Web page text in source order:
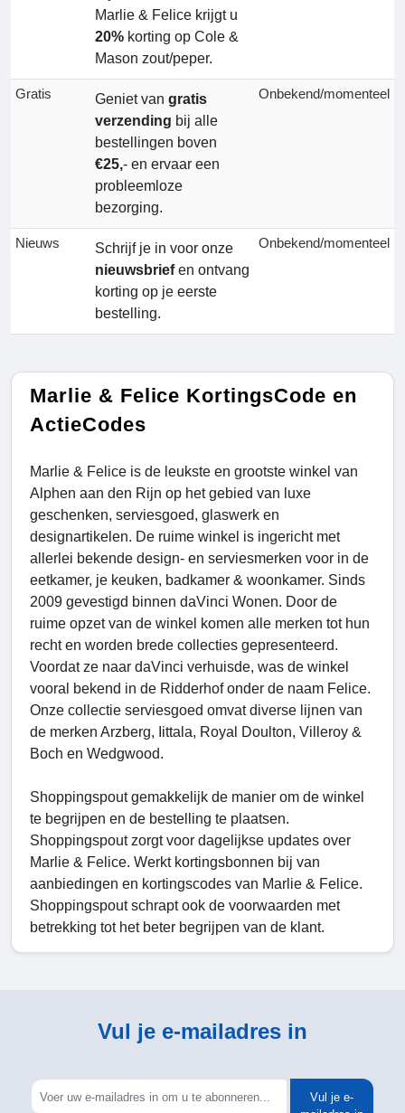
Marlie & Felice krijgt u
20% korting op Cole &
Mason zout/peper.
Gratis Geniet van gratis
verzending bij alle
bestellingen boven
€25,- en ervaar een
probleemloze
bezorging.
Onbekend/momenteel
Nieuws
Schrijf je in voor onze
nieuwsbriefen ontvang
korting op je eerste
bestelling.
Onbekend/momenteel
Marlie & Felice KortingsCode en
ActieCodes
Marlie & Felice is de leukste en grootste winkel van
Alphen aan den Rijn op het gebied van luxe
geschenken, serviesgoed, glaswerk en
designartikelen. De ruime winkel is ingericht met
allerlei bekende design- en serviesmerken voor in de
eetkamer, je keuken, badkamer & woonkamer. Sinds
2009 gevestigd binnen daVinci Wonen. Door de
ruime opzet van de winkel komen alle merken tot hun
recht en worden brede collecties gepresenteerd.
Voordat ze naar daVinci verhuisde, was de winkel
vooral bekend in de Ridderhof onder de naam Felice.
Onze collectie serviesgoed omvat diverse lijnen van
de merken Arzberg, Iittala, Royal Doulton, Villeroy &
Boch en Wedgwood.
Shoppingspout gemakkelijk de manier om de winkel
te begrijpen en de bestelling te plaatsen.
Shoppingspout zorgt voor dagelijkse updates over
Marlie & Felice. Werkt kortingsbonnen bij van
aanbiedingen en kortingscodes van Marlie & Felice.
Shoppingspout schrapt ook de voorwaarden met
betrekking tot het beter begrijpen van de klant.
Vul je e-mailadres in
Vul je e-